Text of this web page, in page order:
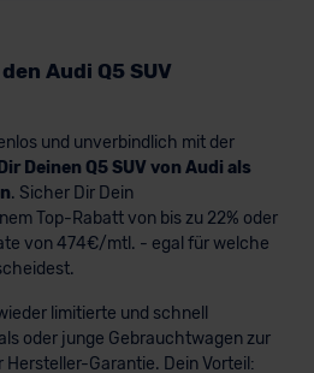
Audi Q5 SUV
und unverbindlich mit der
Deinen Q5 SUV von Audi als
. Sicher Dir Dein
Top-Rabatt von bis zu 22% oder
von 474€/mtl. - egal für welche
limitierte und schnell
oder junge Gebrauchtwagen zur
Hersteller-Garantie. Dein Vorteil: